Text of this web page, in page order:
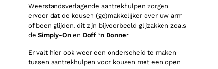
Weerstandsverlagende aantrekhulpen zorgen
ervoor dat de kousen (ge)makkelijker over uw arm
of been glijden, dit zijn bijvoorbeeld glijzakken zoals
de Simply-Onen Doff ‘n Donner
Er valt hier ook weer een onderscheid te maken
tussen aantrekhulpen voor kousen met een open